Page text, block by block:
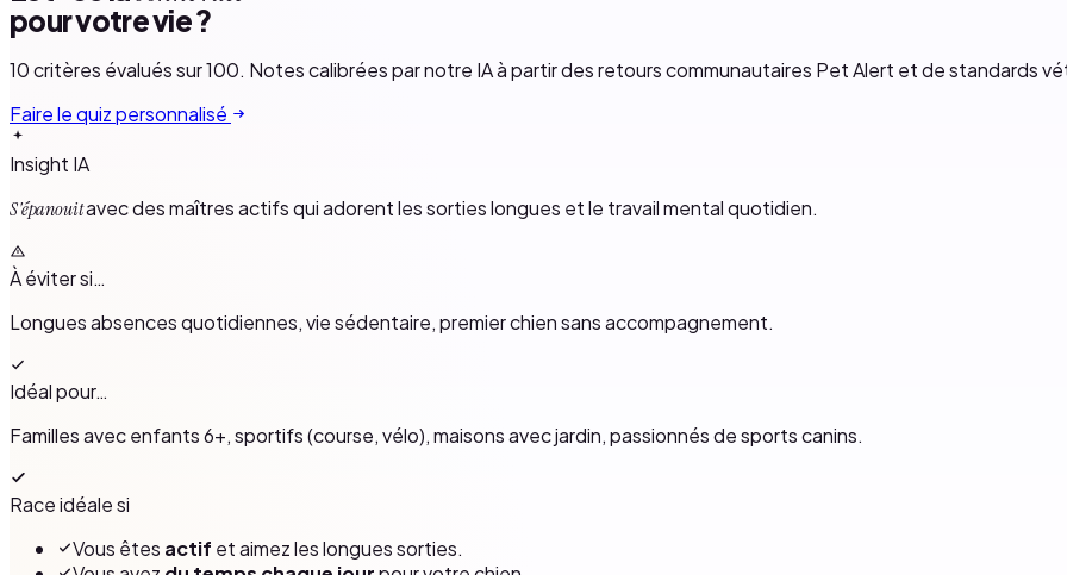
pour votre vie ?
10 critères évalués sur 100. Notes calibrées par notre IA à partir des retours communautaires Pet Alert et de standards
Faire le quiz personnalisé
Insight IA
S'épanouitavec des maîtres actifs qui adorent les sorties longues et le travail mental quotidien.
À éviter si…
Longues absences quotidiennes, vie sédentaire, premier chien sans accompagnement.
Idéal pour…
Familles avec enfants 6+, sportifs (course, vélo), maisons avec jardin, passionnés de sports canins.
Race idéale si
Vous êtes actif et aimez les longues sorties.